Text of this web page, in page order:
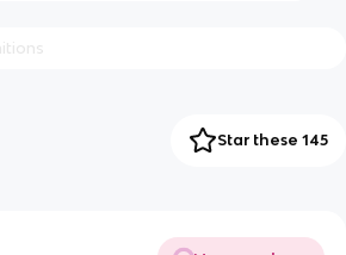
Star these 145